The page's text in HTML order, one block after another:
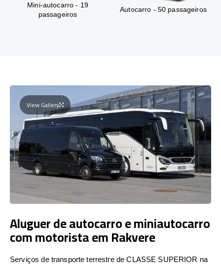
Mini-autocarro - 19
passageiros
Autocarro - 50 passageiros
View Gallery
Aluguer de autocarro e miniautocarro
com motorista em Rakvere
Serviços de transporte terrestre de CLASSE SUPERIOR na